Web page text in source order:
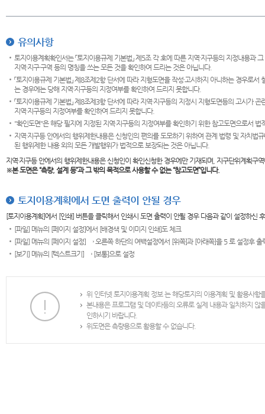
유의사항
토지이용계획확인서는 「토지이용규제 기본법」 제5조 각 호에 따른 지역·지구등의 지정내용
지역·지구·구역 등의 명칭을 쓰는 모든 것을 확인하여 드리는 것은 아닙니다.
「토지이용규제 기본법」 제8조제2항 단서에 따라 지형도면을 작성·고시하지 아니하는 경우로
는 경우에는 당해 지역·지구등의 지정여부를 확인하여 드리지 못합니다.
「토지이용규제 기본법」 제8조제3항 단서에 따라 지역·지구등의 지정시 지형도면등의 고시가
지역·지구등의 지정여부를 확인하여 드리지 못합니다.
"확인도면"은 해당 필지에 지정된 지역·지구등의 지정여부를 확인하기 위한 참고도면으로서
지역·지구등 안에서의 행위제한내용은 신청인의 편의를 도모하기 위하여 관계 법령 및 자치
된 행위제한 내용 외의 모든 개발행위가 법적으로 보장되는 것은 아닙니다.
지역·지구등 안에서의 행위제한내용은 신청인이 확인신청한 경우에만 기재되며, 지구단위계획
※본 도면은“측량, 설계 등”과 그 밖의 목적으로 사용할 수 없는 “참고도면”입니다.
토지이용계획에서 도면 출력이 안될 경우
[토지이용계획]에서 [인쇄] 버튼을 클릭해서 인쇄시 도면 출력이 안될 경우 다음과 같이 설정하신
[파일] 메뉴의 [페이지 설정]에서 [배경색 및 이미지 인쇄]도 체크
[파일] 메뉴의 [페이지 설정] → 오른쪽 하단의 여백설정에서 [위쪽]과 [아래쪽]을 5 로 설정후 출
[보기] 메뉴의 [텍스트크기] → [보통]으로 설정
위 인터넷 토지이용계획 정보 는 해당토지의 이용계획 및 활용사
본내용은 프로그램 및 데이타등의 오류로 실제 내용과 일치하지
인하시기 바랍니다.
위도면은 측량용으로 활용할 수 없습니다.